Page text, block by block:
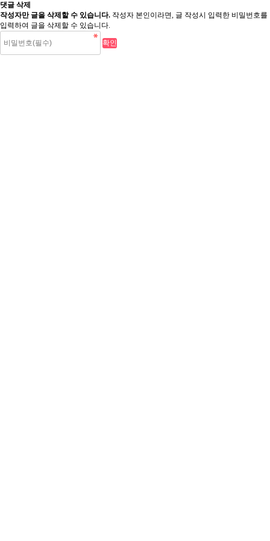
댓글 삭제
작성자만 글을 삭제할 수 있습니다. 작성자 본인이라면, 글 작성시 입력한 비밀번호를
입력하여 글을 삭제할 수 있습니다.